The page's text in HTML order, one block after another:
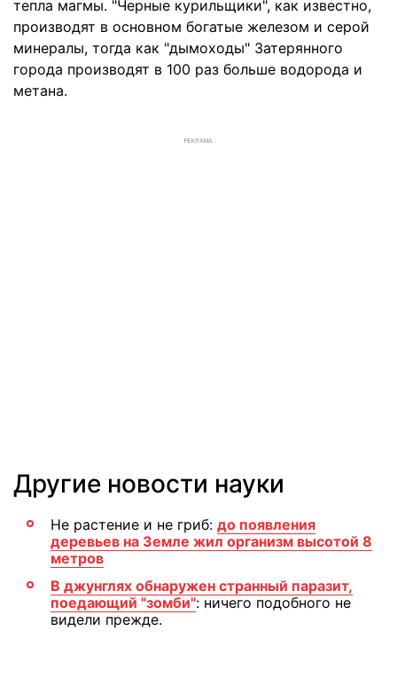
тепла магмы. "Черные курильщики", как известно,
производят в основном богатые железом и серой
минералы, тогда как "дымоходы" Затерянного
города производят в 100 раз больше водорода и
метана.
РЕКЛАМА
Другие новости науки
Не растение и не гриб: до появления
деревьев на Земле жил организм высотой 8
метров
В джунглях обнаружен странный паразит,
поедающий "зомби": ничего подобного не
видели прежде.